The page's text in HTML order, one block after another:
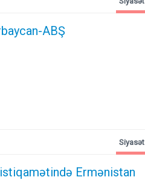
ABŞ
Ermənistan
Siyasət